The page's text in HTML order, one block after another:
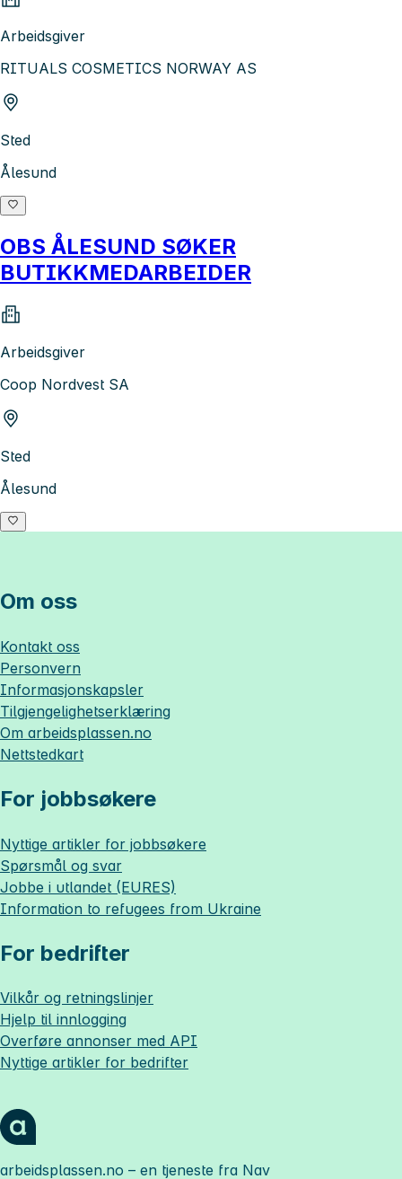
Arbeidsgiver
RITUALS COSMETICS NORWAY AS
Sted
Ålesund
OBS ÅLESUND SØKER
BUTIKKMEDARBEIDER
Arbeidsgiver
Coop Nordvest SA
Sted
Ålesund
Om oss
Kontakt oss
Personvern
Informasjonskapsler
Tilgjengelighetserklæring
Om arbeidsplassen.no
Nettstedkart
For jobbsøkere
Nyttige artikler for jobbsøkere
Spørsmål og svar
Jobbe i utlandet (EURES)
Information to refugees from Ukraine
For bedrifter
Vilkår og retningslinjer
Hjelp til innlogging
Overføre annonser med API
Nyttige artikler for bedrifter
arbeidsplassen.no – en tjeneste fra Nav